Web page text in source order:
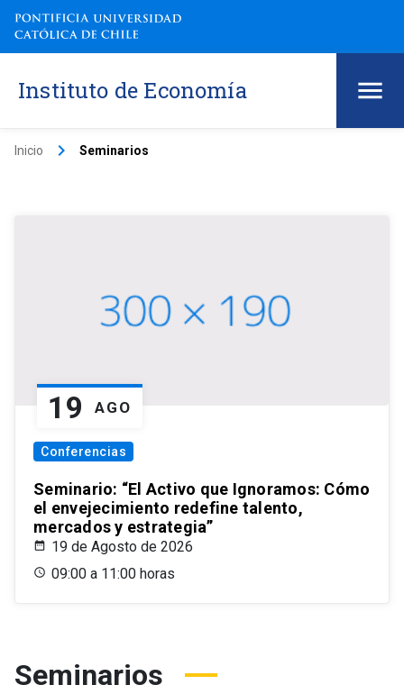
Instituto de Economía
Inicio keyboard_arrow_right Seminarios
19 AGO
Conferencias
Seminario: “El Activo que Ignoramos: Cómo
el envejecimiento redefine talento,
mercados y estrategia”
19 de Agosto de 2026
09:00 a 11:00 horas
Seminarios